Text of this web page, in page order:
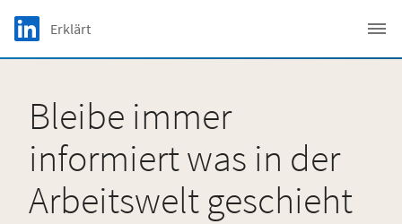
Skip to main content
LinkedIn Logo
Erklärt
Bleibe immer
informiert was in der
Arbeitswelt geschieht